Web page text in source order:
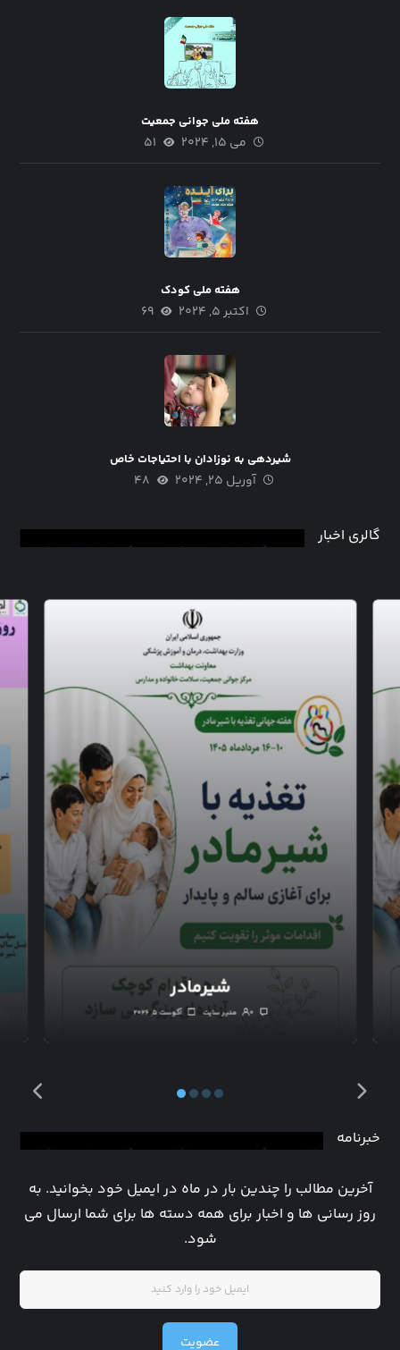
هفته ملی جوانی جمعیت
می ۱۵, ۲۰۲۴ ۵۱
هفته ملی کودک
اکتبر ۵, ۲۰۲۴ ۶۹
شیردهی به نوزادان با احتیاجات خاص
آوریل ۲۵, ۲۰۲۴ ۴۸
گالری اخبار
شیرمادر
آگوست ۵, ۲۰۲۶ مدیر سایت ۰
خبرنامه
آخرین مطالب را چندین بار در ماه در ایمیل خود بخوانید. به
روز رسانی ها و اخبار برای همه دسته ها برای شما ارسال می
شود.
عضویت